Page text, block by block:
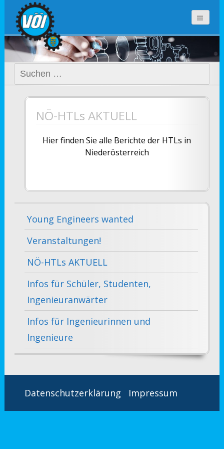
voi-noe.at
Suchen
nach:
NÖ-HTLs AKTUELL
Hier finden Sie alle Berichte der HTLs in
Niederösterreich
Young Engineers wanted
Veranstaltungen!
NÖ-HTLs AKTUELL
Infos für Schüler, Studenten,
Ingenieuranwärter
Infos für Ingenieurinnen und
Ingenieure
Datenschutzerklärung Impressum